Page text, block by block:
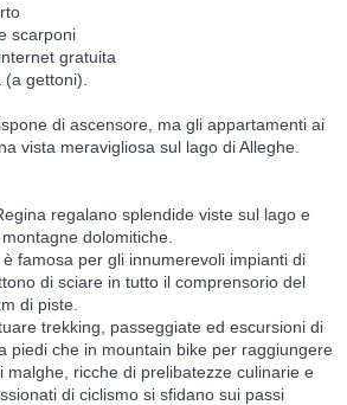
scarponi
gratuita
gettoni).
di ascensore, ma gli appartamenti ai
vista meravigliosa sul lago di Alleghe.
regalano splendide viste sul lago e
dolomitiche.
è famosa per gli innumerevoli impianti di
di sciare in tutto il comprensorio del
di piste.
trekking, passeggiate ed escursioni di
piedi che in mountain bike per raggiungere
malghe, ricche di prelibatezze culinarie e
di ciclismo si sfidano sui passi